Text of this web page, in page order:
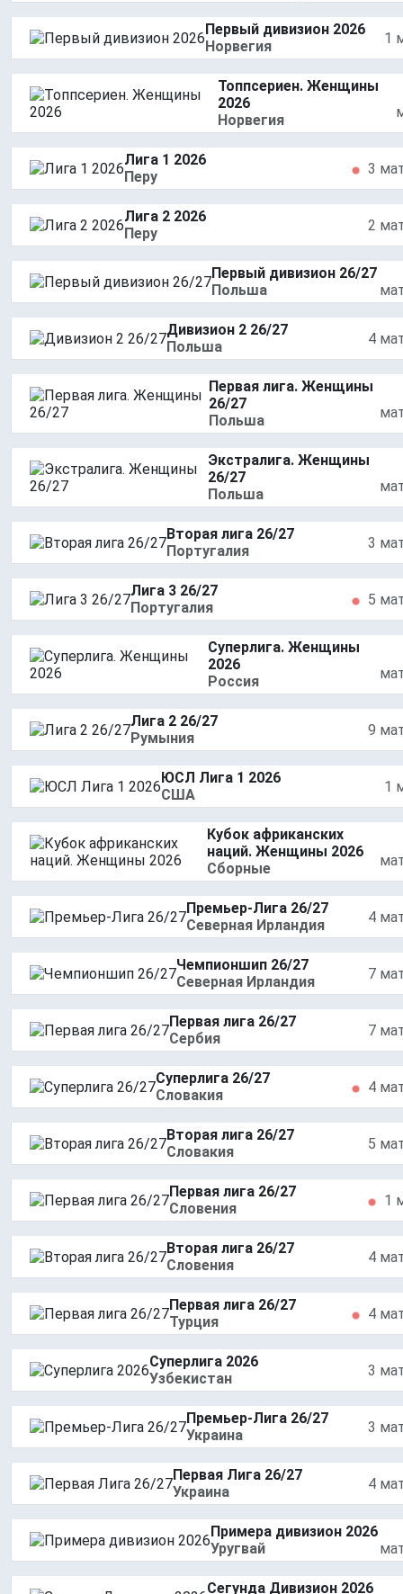
Первый дивизион 2026
Норвегия
1
Топпсериен. Женщины
2026
Норвегия
Лига 1 2026
Перу
3
Лига 2 2026
Перу
2
Первый дивизион 26/27
Польша
Дивизион 2 26/27
Польша
4
Первая лига. Женщины
26/27
Польша
Экстралига. Женщины
26/27
Польша
Вторая лига 26/27
Португалия
3
Лига 3 26/27
Португалия
5
Суперлига. Женщины
2026
Россия
Лига 2 26/27
Румыния
9
ЮСЛ Лига 1 2026
США
1
Кубок африканских
наций. Женщины 2026
Сборные
Премьер-Лига 26/27
Северная Ирландия
4
Чемпионшип 26/27
Северная Ирландия
7
Первая лига 26/27
Сербия
7
Суперлига 26/27
Словакия
4
Вторая лига 26/27
Словакия
5
Первая лига 26/27
Словения
1
Вторая лига 26/27
Словения
4
Первая лига 26/27
Турция
4
Суперлига 2026
Узбекистан
3
Премьер-Лига 26/27
Украина
3
Первая Лига 26/27
Украина
4
Примера дивизион 2026
Уругвай
Сегунда Дивизион 2026